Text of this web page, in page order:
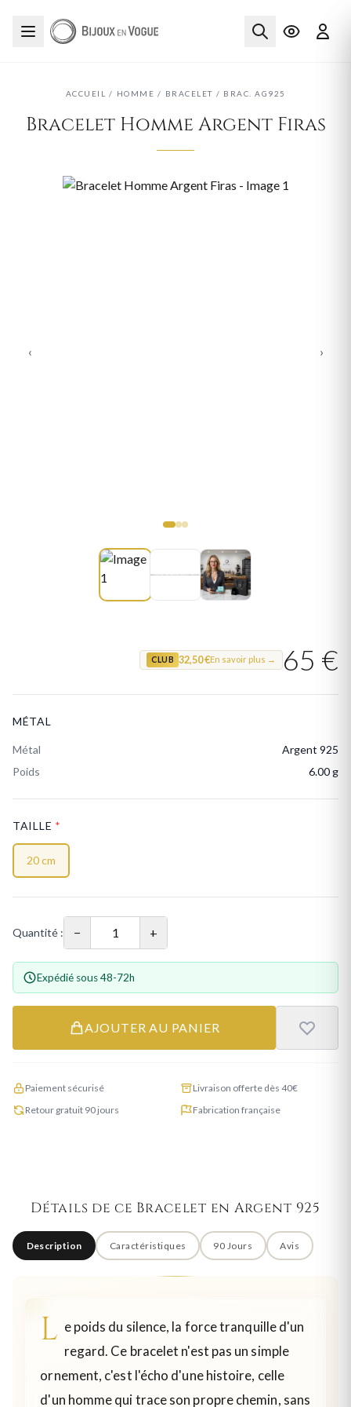
ACCUEIL / HOMME / BRACELET / BRAC. AG925
Bracelet Homme Argent Firas
‹ ›
CLUB 32,50 €En savoir plus → 65 €
MÉTAL
Métal
Argent 925
Poids
6.00 g
TAILLE *
20 cm
Quantité : − +
Expédié sous 48-72h
AJOUTER AU PANIER
Paiement sécurisé
Livraison offerte dès 40€
Retour gratuit 90 jours
Fabrication française
Détails de ce Bracelet en Argent 925
Description Caractéristiques 90 Jours Avis
L e poids du silence, la force tranquille d'un
regard. Ce bracelet n'est pas un simple
ornement, c'est l'écho d'une histoire, celle
d'un homme qui trace son propre chemin, sans